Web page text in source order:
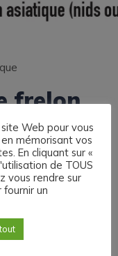
frelon
est une
d’autres
Web pour vous
mémorisant vos
En cliquant sur «
de TOUS
vous rendre sur
fournir un